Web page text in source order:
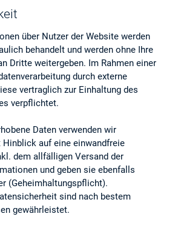
über Nutzer der Website werden
behandelt und werden ohne Ihre
Dritte weitergeben. Im Rahmen einer
durch externe
vertraglich zur Einhaltung des
verpflichtet.
Daten verwenden wir
auf eine einwandfreie
dem allfälligen Versand der
und geben sie ebenfalls
(Geheimhaltungspflicht).
sind nach bestem
gewährleistet.